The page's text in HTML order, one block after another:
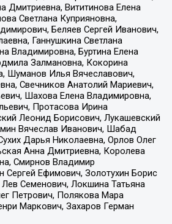
Дмитриевна, Вититинова Елена
Светлана Куприяновна,
Беляев Сергей Иванович,
Ганнушкина Светлана
Владимировна, Буртина Елена
Залмановна, Кокорина
Шуманов Илья Вячеславович,
Свечников Анатолий Мариевич,
Шахова Елена Владимировна,
Протасова Ирина
Леонид Борисович, Лукашевский
Вячеслав Иванович, Шабад
Дарья Николаевна, Орлов Олег
Анна Дмитриевна, Королева
Смирнов Владимир
Сергей Ефимович, Золотухин Борис
Семенович, Локшина Татьяна
Петрович, Полякова Мара
Маркович, Захаров Герман